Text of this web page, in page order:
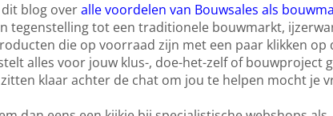
blog overalle voordelen van Bouwsales als
tegenstelling tot een traditionele bouwmarkt,
die op voorraad zijn met een paar klikken op
alles voor jouw klus-, doe-het-zelf of bouwproject
klaar achter de chat om jou te helpen mocht je